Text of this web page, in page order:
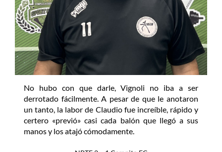
No hubo con que darle, Vignoli no iba a ser
derrotado fácilmente. A pesar de que le anotaron
un tanto, la labor de Claudio fue increíble, rápido y
certero «previó» casi cada balón que llegó a sus
manos y los atajó cómodamente.